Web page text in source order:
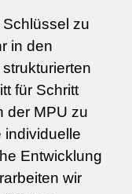
zu
in den
für Schritt
der MPU zu
individuelle
Entwicklung
wir